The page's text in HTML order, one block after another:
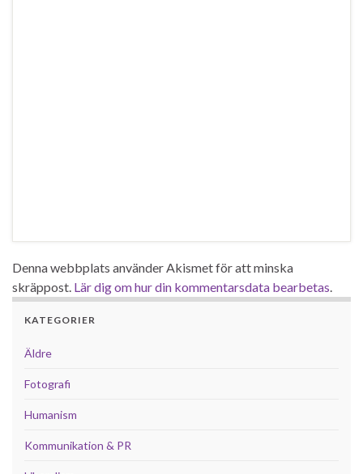
Denna webbplats använder Akismet för att minska
skräppost. Lär dig om hur din kommentarsdata bearbetas.
KATEGORIER
Äldre
Fotografi
Humanism
Kommunikation & PR